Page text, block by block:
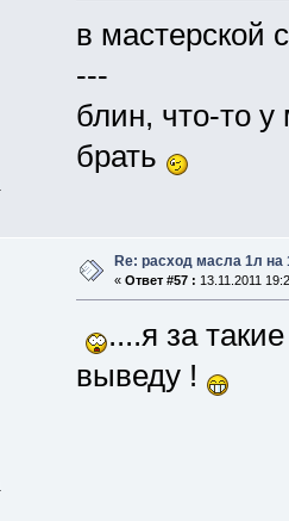
в мастерской
---
блин, что-то
брать
Re: расход масла 1л на
« Ответ #57 : 13.11.2011
....я за
выведу !